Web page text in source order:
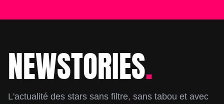
FooterNEWSTORIES.
L'actualité des stars sans filtre, sans tabou et avec